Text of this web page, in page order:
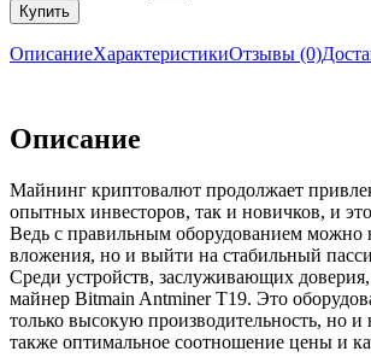
Купить
ОписаниеХарактеристикиОтзывы (0)
Описание
Майнинг криптовалют продолжает
опытных инвесторов, так и новичков, и
Ведь с правильным оборудованием можно
вложения, но и выйти на стабильный
Среди устройств, заслуживающих доверия,
майнер Bitmain Antminer T19. Это
только высокую производительность, но и
также оптимальное соотношение цены и